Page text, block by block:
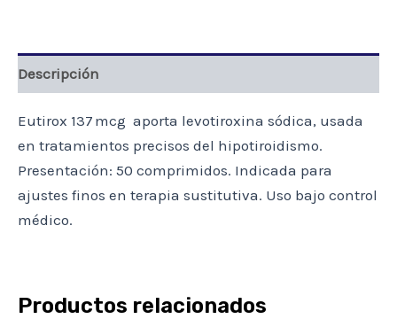
Descripción
Eutirox 137 mcg aporta levotiroxina sódica, usada
en tratamientos precisos del hipotiroidismo.
Presentación: 50 comprimidos. Indicada para
ajustes finos en terapia sustitutiva. Uso bajo control
médico.
Productos relacionados